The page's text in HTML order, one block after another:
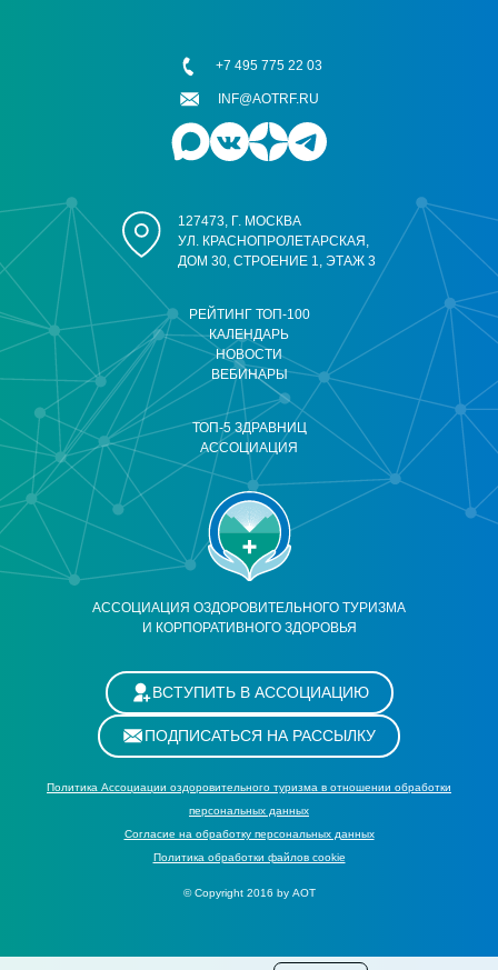
АССОЦИАЦИЯ ОЗДОРОВИТЕЛЬНОГО ТУРИЗМА
И КОРПОРАТИВНОГО ЗДОРОВЬЯ
РЕЙТИНГ ТОП-100
КАЛЕНДАРЬ
НОВОСТИ
ВЕБИНАРЫ
ТОП-5 ЗДРАВНИЦ
АССОЦИАЦИЯ
127473, Г. МОСКВА
УЛ. КРАСНОПРОЛЕТАРСКАЯ,
ДОМ 30, СТРОЕНИЕ 1, ЭТАЖ 3
+7 495 775 22 03
INF@AOTRF.RU
ВСТУПИТЬ В АССОЦИАЦИЮ
ПОДПИСАТЬСЯ НА РАССЫЛКУ
Политика Ассоциации оздоровительного туризма в отношении обработки
персональных данных
Cогласие на обработку персональных данных
Политика обработки файлов cookie
© Copyright 2016 by АОТ